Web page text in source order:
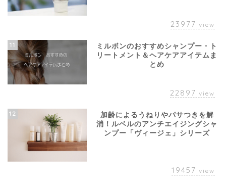
23977 view
11
ミルボンのおすすめシャンプー・ト
リートメント＆ヘアケアアイテムま
とめ
22897 view
12
加齢によるうねりやパサつきを解
消！ルベルのアンチエイジングシャ
ンプー「ヴィージェ」シリーズ
19457 view